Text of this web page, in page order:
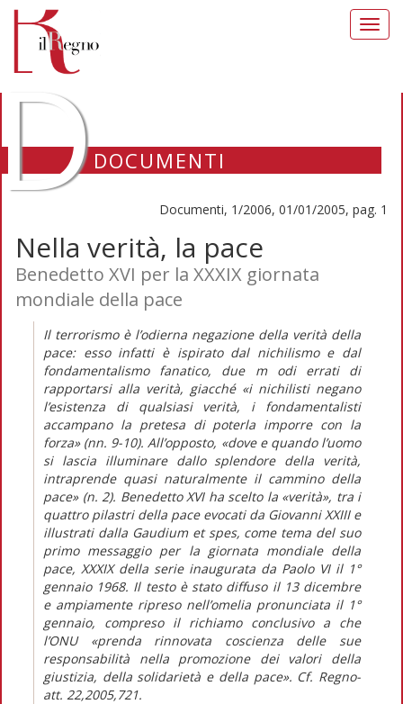
DOCUMENTI
Documenti, 1/2006, 01/01/2005, pag. 1
Nella verità, la pace
Benedetto XVI per la XXXIX giornata
mondiale della pace
Il terrorismo è l’odierna negazione della verità della
pace: esso infatti è ispirato dal nichilismo e dal
fondamentalismo fanatico, due m odi errati di
rapportarsi alla verità, giacché «i nichilisti negano
l’esistenza di qualsiasi verità, i fondamentalisti
accampano la pretesa di poterla imporre con la
forza» (nn. 9-10). All’opposto, «dove e quando l’uomo
si lascia illuminare dallo splendore della verità,
intraprende quasi naturalmente il cammino della
pace» (n. 2). Benedetto XVI ha scelto la «verità», tra i
quattro pilastri della pace evocati da Giovanni XXIII e
illustrati dalla Gaudium et spes, come tema del suo
primo messaggio per la giornata mondiale della
pace, XXXIX della serie inaugurata da Paolo VI il 1°
gennaio 1968. Il testo è stato diffuso il 13 dicembre
e ampiamente ripreso nell’omelia pronunciata il 1°
gennaio, compreso il richiamo conclusivo a che
l’ONU «prenda rinnovata coscienza delle sue
responsabilità nella promozione dei valori della
giustizia, della solidarietà e della pace». Cf. Regno-
att. 22,2005,721.